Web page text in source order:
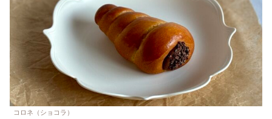
コロネ（ショコラ）